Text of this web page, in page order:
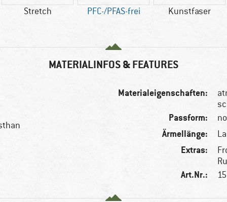
Stretch PFC-/PFAS-frei Kunstfaser
MATERIALINFOS & FEATURES
Materialeigenschaften:
Passform:
Ärmellänge:
Extras:
Art.Nr.: